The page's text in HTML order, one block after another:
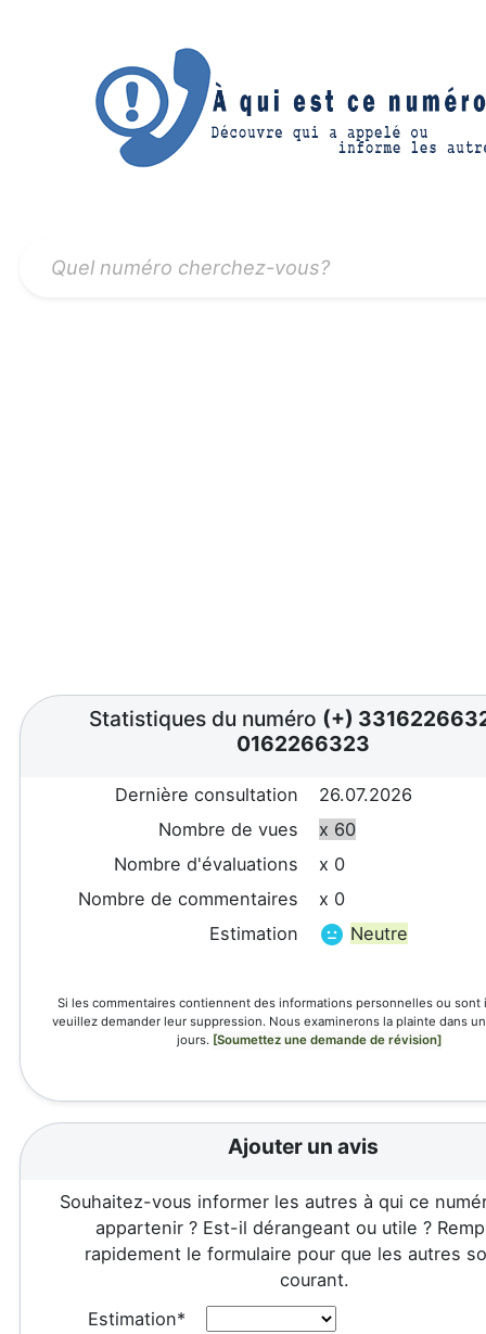
Statistiques du numéro (+)
0162266323
Dernière consultation
26.07.2026
Nombre de vues
x 60
Nombre d'évaluations
x 0
Nombre de commentaires
x 0
Estimation
Neutre
Si les commentaires contiennent des informations personnelles ou sont
veuillez demander leur suppression. Nous examinerons la plainte dans
jours. [Soumettez une demande de révision]
Ajouter un avis
Souhaitez-vous informer les autres à qui ce
appartenir ? Est-il dérangeant ou utile ?
rapidement le formulaire pour que les autres
courant.
Estimation*